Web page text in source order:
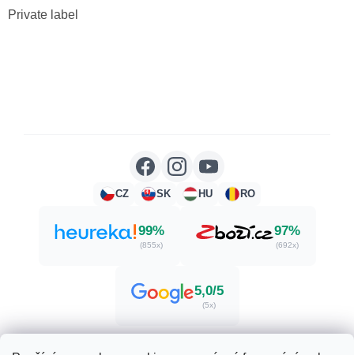
Private label
CZ SK HU RO
99%
(855x)
97%
(692x)
5,0/5
(5x)